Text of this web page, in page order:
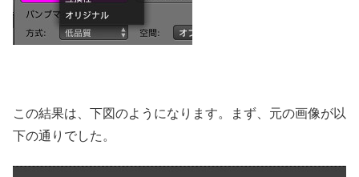
この結果は、下図のようになります。まず、元の画像が以
下の通りでした。